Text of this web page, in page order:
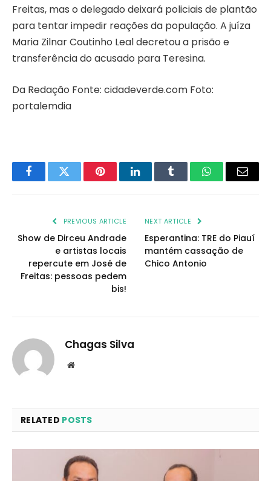
Freitas, mas o delegado deixará policiais de plantão
para tentar impedir reações da população. A juíza
Maria Zilnar Coutinho Leal decretou a prisão e
transferência do acusado para Teresina.
Da Redação Fonte: cidadeverde.com Foto:
portalemdia
FacebookTwitter PinterestLinkedInTumblr WhatsAppEmail
PREVIOUS ARTICLE
Show de Dirceu Andrade
e artistas locais
repercute em José de
Freitas: pessoas pedem
bis!
NEXT ARTICLE
Esperantina: TRE do Piauí
mantém cassação de
Chico Antonio
Chagas Silva
Website
RELATED POSTS